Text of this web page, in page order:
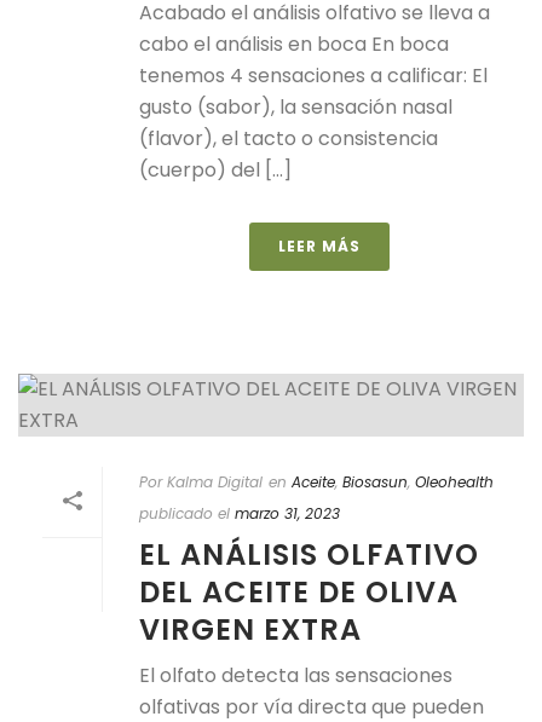
Acabado el análisis olfativo se lleva a
cabo el análisis en boca En boca
tenemos 4 sensaciones a calificar: El
gusto (sabor), la sensación nasal
(flavor), el tacto o consistencia
(cuerpo) del [...]
LEER MÁS
Por Kalma Digital en Aceite, Biosasun, Oleohealth
publicado el marzo 31, 2023
EL ANÁLISIS OLFATIVO
DEL ACEITE DE OLIVA
VIRGEN EXTRA
El olfato detecta las sensaciones
olfativas por vía directa que pueden